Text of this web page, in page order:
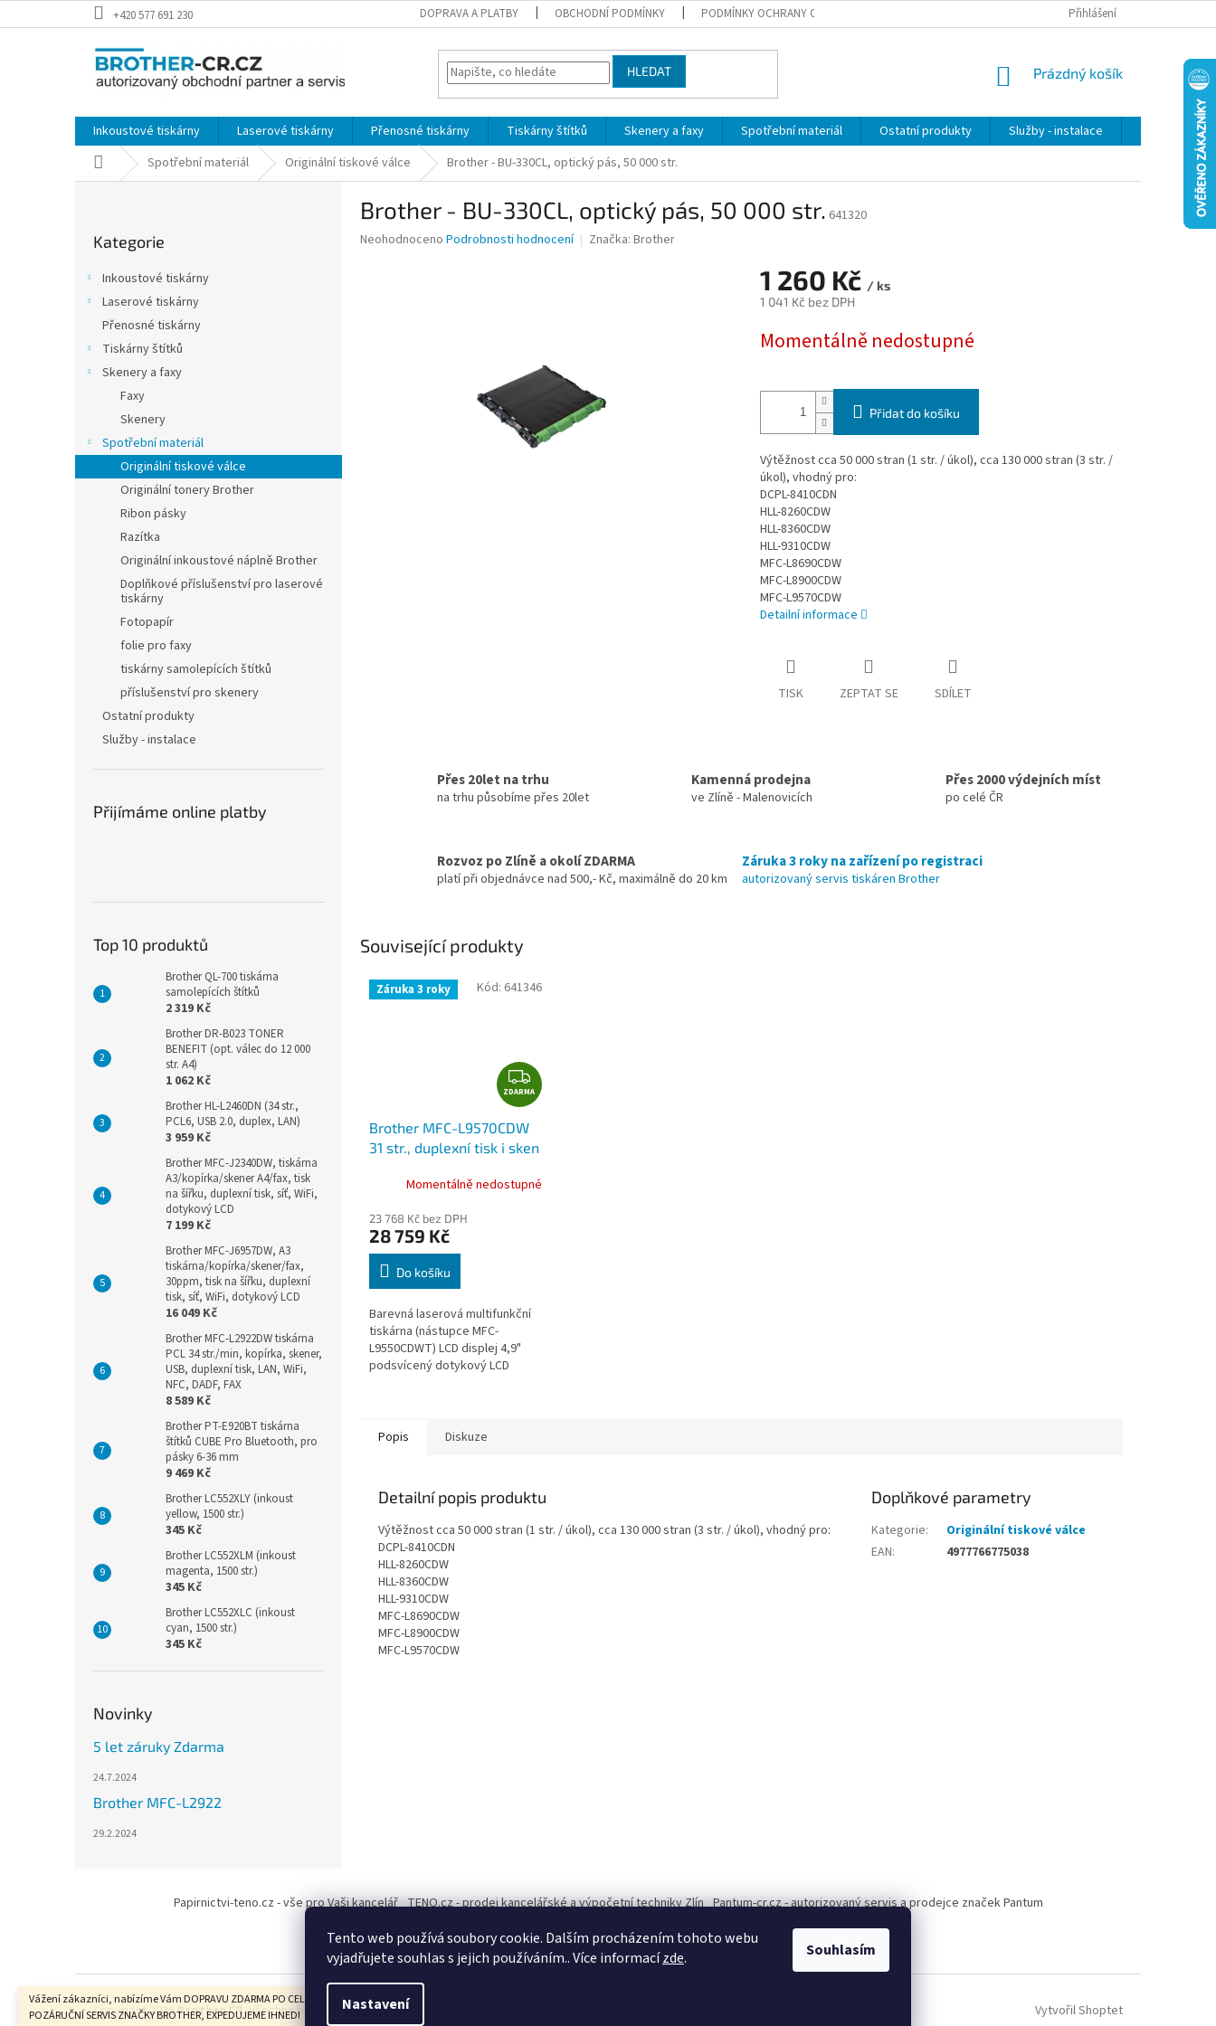
Tento web používá soubory cookie. Dalším procházením tohoto webu
vyjadřujete souhlas s jejich používáním.. Více informacízde.
Nastavení
Souhlasím
na
Vážení zákazníci, nabízíme Vám DOPRAVU ZDARMA PO CELÉ ČR, ZÁRUČNÍ I
POZÁRUČNÍ SERVIS ZNAČKY BROTHER, EXPEDUJEME IHNED!
+420 577 691 230 DOPRAVA A PLATBY OBCHODNÍ PODMÍNKY PODMÍNKY OCHRANY OSOBNÍCH ÚDAJŮ Přihlášení
HLEDAT
NÁKUPNÍ
Prázdný košík
Inkoustové tiskárny Laserové tiskárny Přenosné tiskárny Tiskárny štítků Skenery a faxy Spotřební materiál Ostatní produkty Služby - instalace
Obchodní
Domů Spotřební materiál Originální tiskové válce Brother - BU-330CL, optický pás, 50 000 str.
l
kategorie
Kategorie
Inkoustové tiskárny
Laserové tiskárny
Přenosné tiskárny
Tiskárny štítků
Skenery a faxy
Faxy
Skenery
Spotřební materiál
Originální tiskové válce
Originální tonery Brother
Ribon pásky
Razítka
Originální inkoustové náplně Brother
Doplňkové příslušenství pro laserové
tiskárny
Fotopapír
folie pro faxy
tiskárny samolepících štítků
příslušenství pro skenery
Ostatní produkty
Služby - instalace
Přijímáme online platby
Top 10 produktů
Brother QL-700 tiskárna
samolepících štítků
2 319 Kč
Brother DR-B023 TONER
BENEFIT (opt. válec do 12 000
str. A4)
1 062 Kč
Brother HL-L2460DN (34 str.,
PCL6, USB 2.0, duplex, LAN)
3 959 Kč
Brother MFC-J2340DW, tiskárna
A3/kopírka/skener A4/fax, tisk
na šířku, duplexní tisk, síť, WiFi,
dotykový LCD
7 199 Kč
Brother MFC-J6957DW, A3
tiskárna/kopírka/skener/fax,
30ppm, tisk na šířku, duplexní
tisk, síť, WiFi, dotykový LCD
16 049 Kč
Brother MFC-L2922DW tiskárna
PCL 34 str./min, kopírka, skener,
USB, duplexní tisk, LAN, WiFi,
NFC, DADF, FAX
8 589 Kč
Brother PT-E920BT tiskárna
štítků CUBE Pro Bluetooth, pro
pásky 6-36 mm
9 469 Kč
Brother LC552XLY (inkoust
yellow, 1500 str.)
345 Kč
Brother LC552XLM (inkoust
magenta, 1500 str.)
345 Kč
Brother LC552XLC (inkoust
cyan, 1500 str.)
345 Kč
Novinky
5 let záruky Zdarma
24.7.2024
Brother MFC-L2922
29.2.2024
Brother - BU-330CL, optický pás, 50 000 str. 641320
Průměrné
Neohodnoceno Podrobnosti hodnocení Značka: Brother
1 260 Kč / ks
1 041 Kč bez DPH
cena:
Momentálně nedostupné
Přidat do košíku
Výtěžnost cca 50 000 stran (1 str. / úkol), cca 130 000 stran (3 str. /
úkol), vhodný pro:
DCPL-8410CDN
HLL-8260CDW
HLL-8360CDW
HLL-9310CDW
MFC-L8690CDW
MFC-L8900CDW
MFC-L9570CDW
Detailní informace
TISK ZEPTAT SE SDÍLET
Přes 20let na trhu
na trhu působíme přes 20let
Kamenná prodejna
ve Zlíně - Malenovicích
Přes 2000 výdejních míst
po celé ČR
Rozvoz po Zlíně a okolí ZDARMA
platí při objednávce nad 500,- Kč, maximálně do 20 km
Záruka 3 roky na zařízení po registraci
autorizovaný servis tiskáren Brother
Související produkty
Záruka 3 roky
Z
D
A
R
A
ZDARMA
Brother MFC-L9570CDW
31 str., duplexní tisk i sken
WiFi, NFC, fax
Momentálně nedostupné
23 768 Kč bez DPH
28 759 Kč
Do košíku
Barevná laserová multifunkční
tiskárna (nástupce MFC-
L9550CDWT) LCD displej 4,9"
podsvícený dotykový LCD
Kód: 641346
Popis Diskuze
Detailní popis produktu
Výtěžnost cca 50 000 stran (1 str. / úkol), cca 130 000 stran (3 str. / úkol), vhodný pro:
DCPL-8410CDN
HLL-8260CDW
HLL-8360CDW
HLL-9310CDW
MFC-L8690CDW
MFC-L8900CDW
MFC-L9570CDW
Doplňkové parametry
Kategorie:
Originální tiskové válce
EAN: 4977766775038
Papirnictvi-teno.cz - vše pro Vaši kancelář TENO.cz - prodej kancelářské a výpočetní techniky Zlín Pantum-cr.cz - autorizovaný servis a prodejce značek Pantum
Vytvořil Shoptet
Copyright 2026Brother ČR. Všechna práva vyhrazena.